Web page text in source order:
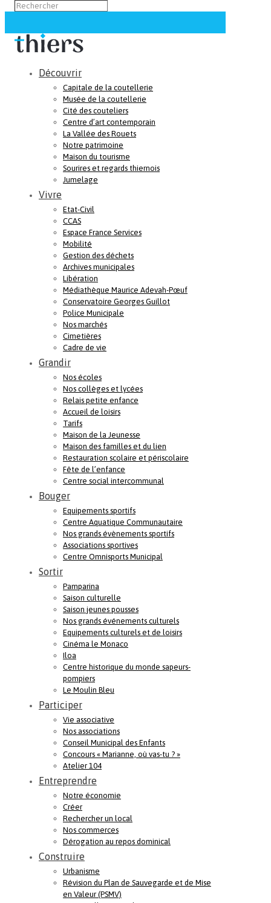
Découvrir
Capitale de la coutellerie
Musée de la coutellerie
Cité des couteliers
Centre d’art contemporain
La Vallée des Rouets
Notre patrimoine
Maison du tourisme
Sourires et regards thiernois
Jumelage
Vivre
Etat-Civil
CCAS
Espace France Services
Mobilité
Gestion des déchets
Archives municipales
Libération
Médiathèque Maurice Adevah-Pœuf
Conservatoire Georges Guillot
Police Municipale
Nos marchés
Cimetières
Cadre de vie
Grandir
Nos écoles
Nos collèges et lycées
Relais petite enfance
Accueil de loisirs
Tarifs
Maison de la Jeunesse
Maison des familles et du lien
Restauration scolaire et périscolaire
Fête de l’enfance
Centre social intercommunal
Bouger
Equipements sportifs
Centre Aquatique Communautaire
Nos grands évènements sportifs
Associations sportives
Centre Omnisports Municipal
Sortir
Pamparina
Saison culturelle
Saison jeunes pousses
Nos grands événements culturels
Equipements culturels et de loisirs
Cinéma le Monaco
Iloa
Centre historique du monde sapeurs-
pompiers
Le Moulin Bleu
Participer
Vie associative
Nos associations
Conseil Municipal des Enfants
Concours « Marianne, où vas-tu ? »
Atelier 104
Entreprendre
Notre économie
Créer
Rechercher un local
Nos commerces
Dérogation au repos dominical
Construire
Urbanisme
Révision du Plan de Sauvegarde et de Mise
en Valeur (PSMV)